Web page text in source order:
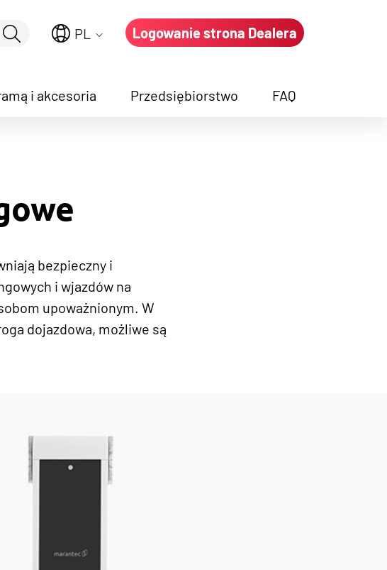
PL Logowanie strona Dealera
i akcesoria Przedsiębiorstwo FAQ
bezpieczny i
i wjazdów na
upoważnionym. W
dojazdowa, możliwe są